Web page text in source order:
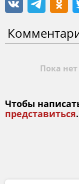
Пока
Чтобы
представиться.